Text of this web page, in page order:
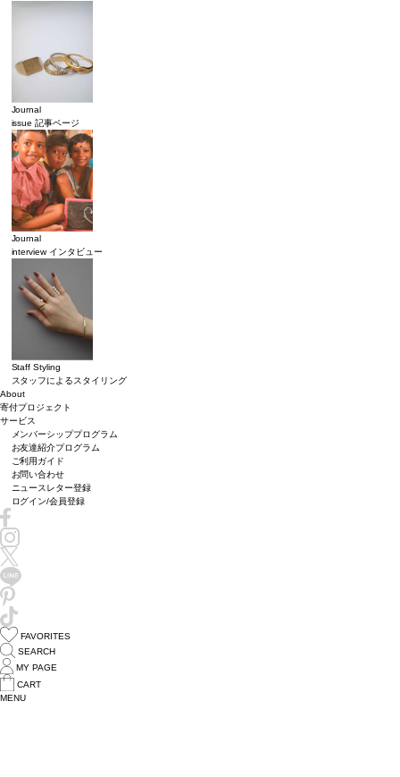
Journal
issue 記事ページ
Journal
interview インタビュー
Staff Styling
スタッフによるスタイリング
About
寄付プロジェクト
サービス
メンバーシッププログラム
お友達紹介プログラム
ご利用ガイド
お問い合わせ
ニュースレター登録
ログイン/会員登録
FAVORITES
SEARCH
MY PAGE
CART
MENU